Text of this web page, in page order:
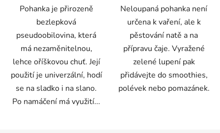
Pohanka je přirozeně
bezlepková
pseudoobilovina, která
má nezaměnitelnou,
lehce oříškovou chuť. Její
použití je univerzální, hodí
se na sladko i na slano.
Po namáčení má využití...
Neloupaná pohanka není
určena k vaření, ale k
pěstování natě a na
přípravu čaje. Vyražené
zelené lupení pak
přidávejte do smoothies,
polévek nebo pomazánek.